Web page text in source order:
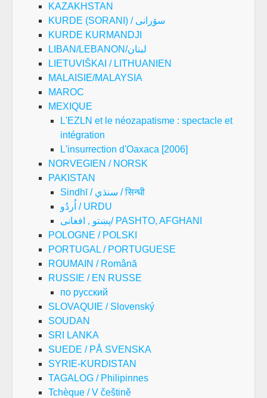
KAZAKHSTAN
KURDE (SORANI) / سۆرانی
KURDE KURMANDJI
LIBAN/LEBANON/لبنان
LIETUVIŠKAI / LITHUANIEN
MALAISIE/MALAYSIA
MAROC
MEXIQUE
L'EZLN et le néozapatisme : spectacle et
intégration
L'insurrection d'Oaxaca [2006]
NORVEGIEN / NORSK
PAKISTAN
Sindhī / سنڌي / सिन्धी
اُردُو / URDU
پښتو , افغانی/ PASHTO, AFGHANI
POLOGNE / POLSKI
PORTUGAL / PORTUGUESE
ROUMAIN / Română
RUSSIE / EN RUSSE
по русский
SLOVAQUIE / Slovenský
SOUDAN
SRI LANKA
SUEDE / PÅ SVENSKA
SYRIE-KURDISTAN
TAGALOG / Philipinnes
Tchèque / V češtině